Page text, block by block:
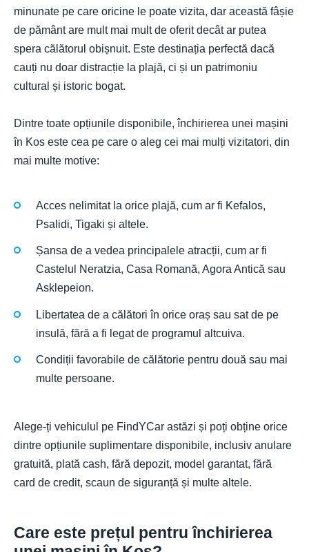
minunate pe care oricine le poate vizita, dar această fâșie
de pământ are mult mai mult de oferit decât ar putea
spera călătorul obișnuit. Este destinația perfectă dacă
cauți nu doar distracție la plajă, ci și un patrimoniu
cultural și istoric bogat.
Dintre toate opțiunile disponibile, închirierea unei mașini
în Kos este cea pe care o aleg cei mai mulți vizitatori, din
mai multe motive:
Acces nelimitat la orice plajă, cum ar fi Kefalos,
Psalidi, Tigaki și altele.
Șansa de a vedea principalele atracții, cum ar fi
Castelul Neratzia, Casa Romană, Agora Antică sau
Asklepeion.
Libertatea de a călători în orice oraș sau sat de pe
insulă, fără a fi legat de programul altcuiva.
Condiții favorabile de călătorie pentru două sau mai
multe persoane.
Alege-ți vehiculul pe FindYCar astăzi și poți obține orice
dintre opțiunile suplimentare disponibile, inclusiv anulare
gratuită, plată cash, fără depozit, model garantat, fără
card de credit, scaun de siguranță și multe altele.
Care este prețul pentru închirierea